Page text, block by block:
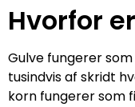
Hvorfor
Gulve fungerer
tusindvis af skridt
korn fungerer som